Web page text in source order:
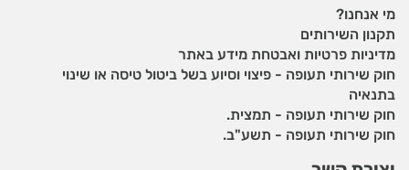
מי אנחנו?
תקנון השירותים
מדיניות פרטיות ואבטחת מידע באתר
חוק שירותי תעופה - פיצוי וסיוע בשל ביטול טיסה או שינוי
בתנאיה
חוק שירותי תעופה - תמצית.
חוק שירותי תעופה - תשע"ב.